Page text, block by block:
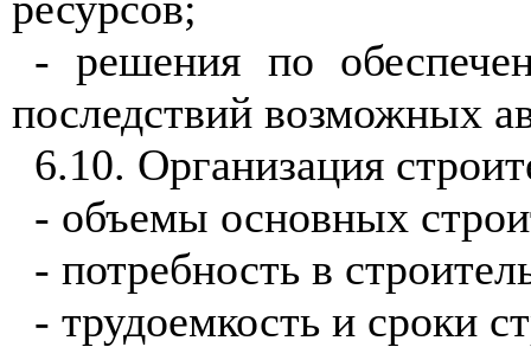
- решения по
последствий возможных
6.10. Организация
- объемы основных
- потребность в
- трудоемкость и сроки